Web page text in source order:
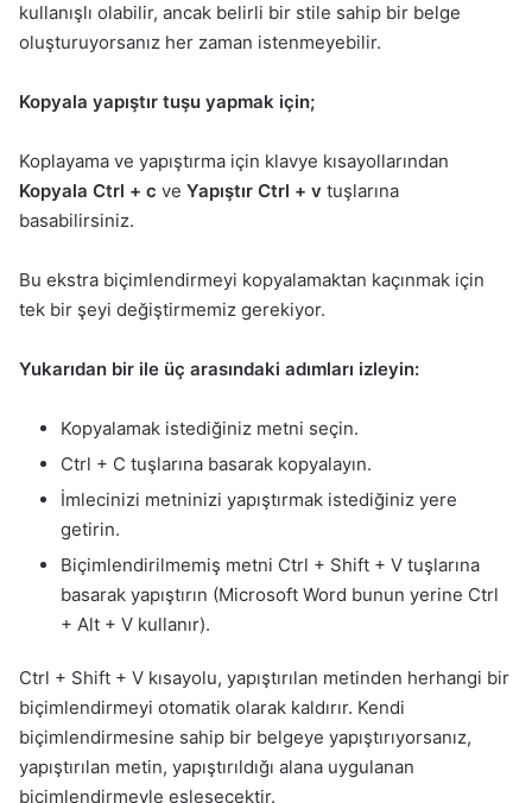
kullanışlı olabilir, ancak belirli bir stile sahip bir belge
oluşturuyorsanız her zaman istenmeyebilir.
Kopyala yapıştır tuşu yapmak için;
Koplayama ve yapıştırma için klavye kısayollarından
Kopyala Ctrl + c ve Yapıştır Ctrl + v tuşlarına
basabilirsiniz.
Bu ekstra biçimlendirmeyi kopyalamaktan kaçınmak için
tek bir şeyi değiştirmemiz gerekiyor.
Yukarıdan bir ile üç arasındaki adımları izleyin:
Kopyalamak istediğiniz metni seçin.
Ctrl + C tuşlarına basarak kopyalayın.
İmlecinizi metninizi yapıştırmak istediğiniz yere
getirin.
Biçimlendirilmemiş metni Ctrl + Shift + V tuşlarına
basarak yapıştırın (Microsoft Word bunun yerine Ctrl
+ Alt + V kullanır).
Ctrl + Shift + V kısayolu, yapıştırılan metinden herhangi bir
biçimlendirmeyi otomatik olarak kaldırır. Kendi
biçimlendirmesine sahip bir belgeye yapıştırıyorsanız,
yapıştırılan metin, yapıştırıldığı alana uygulanan
biçimlendirmeyle eşleşecektir.